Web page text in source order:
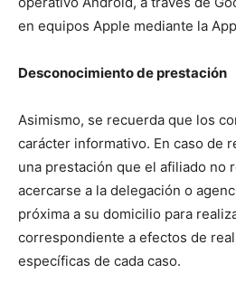
en equipos Apple mediante la
Desconocimiento de prestación
Asimismo, se recuerda que los
carácter informativo. En caso de
una prestación que el afiliado no
acercarse a la delegación o
próxima a su domicilio para
correspondiente a efectos de
específicas de cada caso.